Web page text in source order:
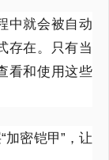
中就会被自动
存在。只有当
看和使用这些
加密铠甲”，让